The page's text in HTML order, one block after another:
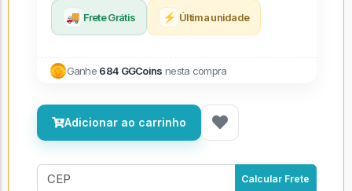
R$ 683,99
4x deR$ 171,00sem juros
🚚 Frete Grátis ⚡ Última unidade
Ganhe684 GGCoins nesta compra
Adicionar ao carrinho